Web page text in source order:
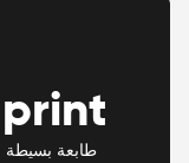
طابعة بسيطة